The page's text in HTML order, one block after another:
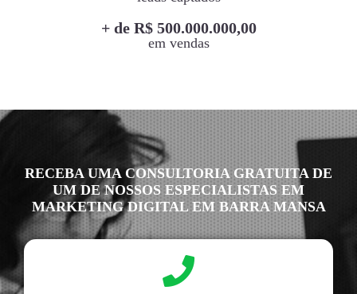
+ de R$ 500.000.000,00
em vendas
RECEBA UMA CONSULTORIA GRATUITA DE
UM DE NOSSOS ESPECIALISTAS EM
MARKETING DIGITAL EM BARRA MANSA